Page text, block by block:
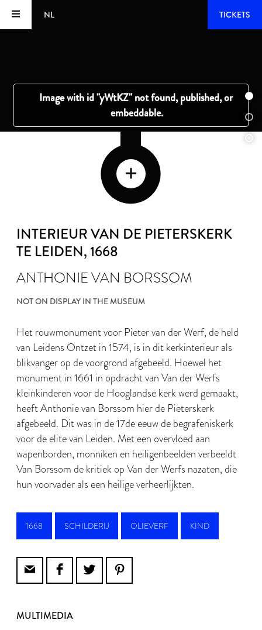
NL TICKETS
INTERIEUR VAN DE PIETERSKERK
TE LEIDEN, 1668
ANTHONIE VAN BORSSOM
NOT ON DISPLAY IN THE MUSEUM
Het rouwmonument voor Pieter van der Werf, de held
van Leidens Ontzet in 1574, is in dit kerkinterieur als
blikvanger op de voorgrond afgebeeld. Hoewel het
monument in 1661 in opdracht van Van der Werfs
kleinkinderen voor de Hooglandse kerk werd gemaakt,
heeft Anthonie van Borssom hier de Pieterskerk
afgebeeld. Dit was in de 17de eeuw de begrafeniskerk
voor de elite van Leiden. Met een overvloed aan
wapenborden, monniken en heiligenbeelden verbeeldt
Van Borssom de kritiek op Van der Werfs nazaten, die
hun voorvader als een heilige verheerlijkten.
1668 SCHILDERIJ OLIEVERF KIND
MULTIMEDIA